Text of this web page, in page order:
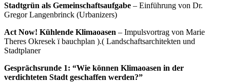
Stadtgrün als Gemeinschaftsaufgabe – Einführung von Dr.
Gregor Langenbrinck (Urbanizers)
Act Now! Kühlende Klimaoasen – Impulsvortrag von Marie
Theres Okresek ï bauchplan ).( Landschaftsarchitekten und
Stadtplaner
Gesprächsrunde 1: “Wie können Klimaoasen in der
verdichteten Stadt geschaffen werden?”